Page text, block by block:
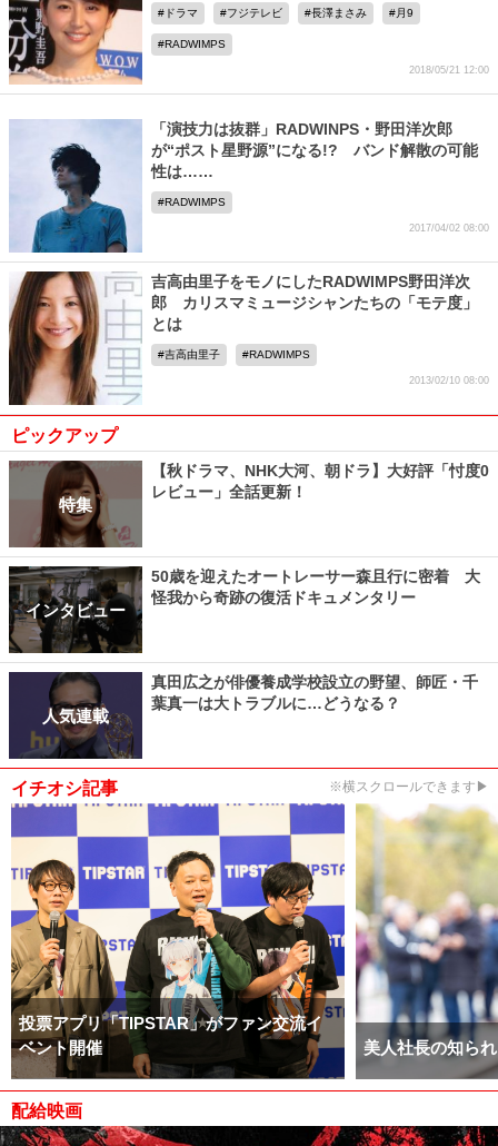
ドラマ フジテレビ 長澤まさみ 月9
RADWIMPS
2018/05/21 12:00
「演技力は抜群」RADWINPS・野田洋次郎
が“ポスト星野源”になる!? バンド解散の可能
性は……
RADWIMPS
2017/04/02 08:00
吉高由里子をモノにしたRADWIMPS野田洋次
郎 カリスマミュージシャンたちの「モテ度」
とは
吉高由里子 RADWIMPS
2013/02/10 08:00
ピックアップ
特集
【秋ドラマ、NHK大河、朝ドラ】大好評「忖度0
レビュー」全話更新！
インタビュー
50歳を迎えたオートレーサー森且行に密着 大
怪我から奇跡の復活ドキュメンタリー
人気連載
真田広之が俳優養成学校設立の野望、師匠・千
葉真一は大トラブルに…どうなる？
イチオシ記事 ※横スクロールできます▶
投票アプリ「TIPSTAR」がファン交流イ
ベント開催
美人社長の知ら
配給映画